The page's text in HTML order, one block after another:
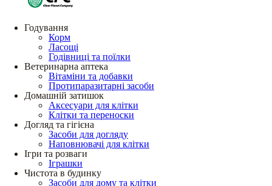
Годування
Корм
Ласощі
Годівниці та поїлки
Ветеринарна аптека
Вітаміни та добавки
Протипаразитарні засоби
Домашній затишок
Аксесуари для клітки
Клітки та переноски
Догляд та гігієна
Засоби для догляду
Наповнювачі для клітки
Ігри та розваги
Іграшки
Чистота в будинку
Засоби для дому та клітки